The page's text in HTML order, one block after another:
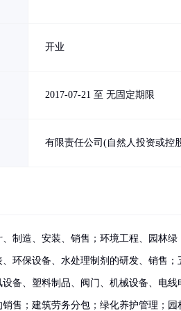
开业
2017-07-21 至 无固定期限
有限责任公司(自然人投资或控
制造、安装、销售；环境工程、园林绿
环保设备、水处理制剂的研发、销售；
备、塑料制品、阀门、机械设备、电线
售；建筑劳务分包；绿化养护管理；园